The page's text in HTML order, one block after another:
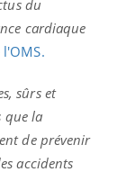
du
cardiaque
sûrs et
que la
de prévenir
accidents